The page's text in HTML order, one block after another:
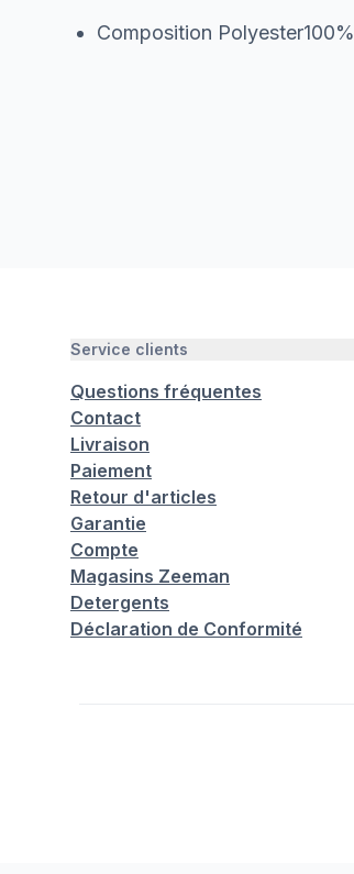
Composition Polyester100%
Service clients
Questions fréquentes
Contact
Livraison
Paiement
Retour d'articles
Garantie
Compte
Magasins Zeeman
Detergents
Déclaration de Conformité